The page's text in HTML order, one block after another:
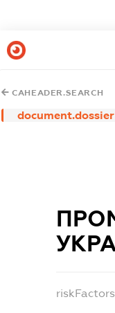
CAHEADER.SEARCH
document.dossier